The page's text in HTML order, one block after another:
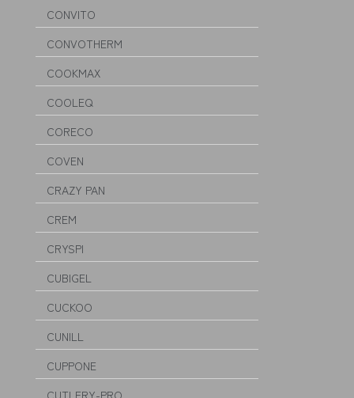
CONVITO
CONVOTHERM
COOKMAX
COOLEQ
CORECO
COVEN
CRAZY PAN
CREM
CRYSPI
CUBIGEL
CUCKOO
CUNILL
CUPPONE
CUTLERY-PRO